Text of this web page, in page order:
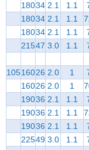
18034 2.1 1.1
18034 2.1 1.1
18034 2.1 1.1
21547 3.0 1.1
10516026 2.0 1
16026 2.0 1
19036 2.1 1.1
19036 2.1 1.1
19036 2.1 1.1
22549 3.0 1.1